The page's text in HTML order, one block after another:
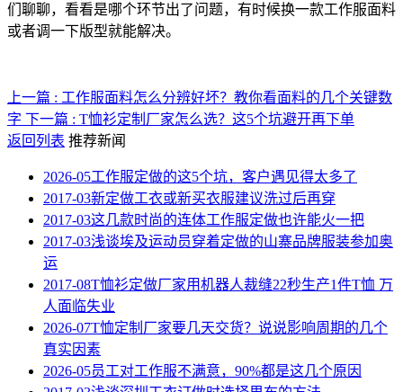
们聊聊，看看是哪个环节出了问题，有时候换一款工作服面料
或者调一下版型就能解决。
上一篇 : 工作服面料怎么分辨好坏？教你看面料的几个关键数
字 下一篇 : T恤衫定制厂家怎么选？这5个坑避开再下单
返回列表 推荐新闻
2026-05工作服定做的这5个坑，客户遇见得太多了
2017-03新定做工衣或新买衣服建议洗过后再穿
2017-03这几款时尚的连体工作服定做也许能火一把
2017-03浅谈埃及运动员穿着定做的山寨品牌服装参加奥
运
2017-08T恤衫定做厂家用机器人裁缝22秒生产1件T恤 万
人面临失业
2026-07T恤定制厂家要几天交货？说说影响周期的几个
真实因素
2026-05员工对工作服不满意，90%都是这几个原因